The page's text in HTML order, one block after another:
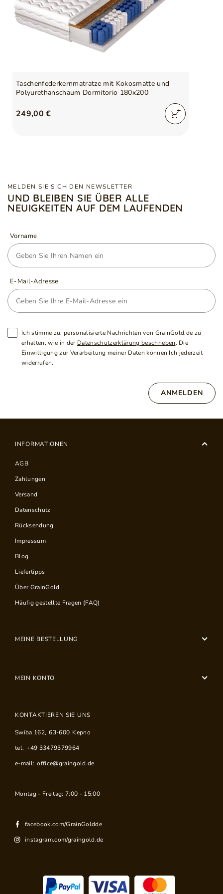
Taschenfederkernmatratze mit Kokosmatte und
Polyurethanschaum Dormitorio 180x200
249,00 €
MELDEN SIE SICH DEN NEWSLETTER
UND BLEIBEN SIE ÜBER ALLE
NEUIGKEITEN AUF DEM LAUFENDEN
Vorname
E-Mail-Adresse
Ich stimme zu, personalisierte Nachrichten von GrainGold.de zu
erhalten, wie in der Datenschutzerklärung beschrieben. Die
Einwilligung zur Verarbeitung meiner Daten können Ich jederzeit
widerrufen.
ANMELDEN
INFORMATIONEN
AGB
Zahlungen
Versand
Datenschutz
Rücksendung
Impressum
Blog
Liefertipps
Über GrainGold
Häufig gestellte Fragen (FAQ)
MEINE BESTELLUNG
MEIN KONTO
KONTAKTIEREN SIE UNS
Swiba 162, 63-600 Kepno
tel. +49 33479379964
e-mail: office@graingold.de
Montag - Freitag: 7:00 - 15:00
facebook.com/GrainGoldde
instagram.com/graingold.de